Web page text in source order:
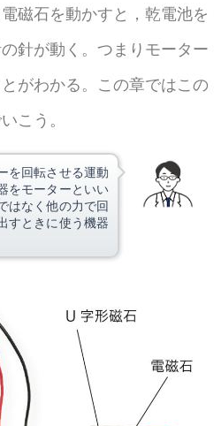
磁石を動かすと，乾電池を
針が動く。つまりモーター
がわかる。この章ではこの
こう。
を回転させる運動
をモーターといい
はなく他の力で回
すときに使う機器